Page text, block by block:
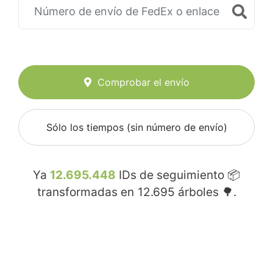
Comprobar el envío
Sólo los tiempos (sin número de envío)
Ya 12.695.448 IDs de seguimiento 📦
transformadas en 12.695 árboles 🌳.